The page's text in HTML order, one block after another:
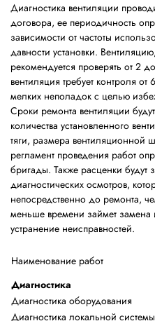
Диагностика вентиляции
договора, ее периодичность
зависимости от частоты
давности установки.
рекомендуется проверять от 2
вентиляция требует контроля
мелких неполадок с целью
Сроки ремонта вентиляции будут
количества установленного
тяги, размера вентиляционной
регламент проведения работ
бригады. Также расценки будут
диагностических осмотров,
непосредственно до ремонта,
меньше времени займет
устранение неисправностей.
Наименование работ
Диагностика
Диагностика оборудования
Диагностика локальной системы